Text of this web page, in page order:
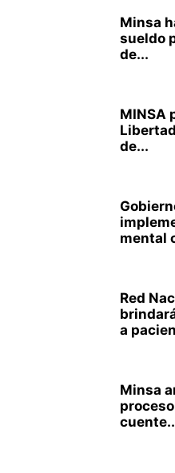
Minsa
sueldo
de...
MINSA
de...
mental
Red
a
Minsa